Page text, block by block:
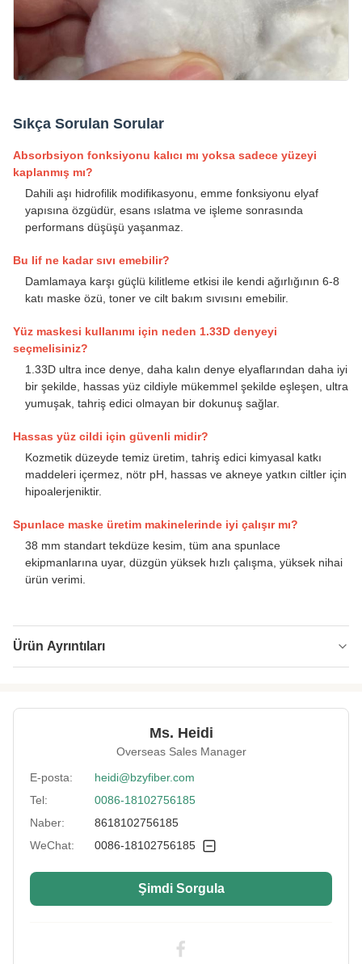
Sıkça Sorulan Sorular
Absorbsiyon fonksiyonu kalıcı mı yoksa sadece yüzeyi
kaplanmış mı?
Dahili aşı hidrofilik modifikasyonu, emme fonksiyonu elyaf
yapısına özgüdür, esans ıslatma ve işleme sonrasında
performans düşüşü yaşanmaz.
Bu lif ne kadar sıvı emebilir?
Damlamaya karşı güçlü kilitleme etkisi ile kendi ağırlığının 6-8
katı maske özü, toner ve cilt bakım sıvısını emebilir.
Yüz maskesi kullanımı için neden 1.33D denyeyi
seçmelisiniz?
1.33D ultra ince denye, daha kalın denye elyaflarından daha iyi
bir şekilde, hassas yüz cildiyle mükemmel şekilde eşleşen, ultra
yumuşak, tahriş edici olmayan bir dokunuş sağlar.
Hassas yüz cildi için güvenli midir?
Kozmetik düzeyde temiz üretim, tahriş edici kimyasal katkı
maddeleri içermez, nötr pH, hassas ve akneye yatkın ciltler için
hipoalerjeniktir.
Spunlace maske üretim makinelerinde iyi çalışır mı?
38 mm standart tekdüze kesim, tüm ana spunlace
ekipmanlarına uyar, düzgün yüksek hızlı çalışma, yüksek nihai
ürün verimi.
Ürün Ayrıntıları
Specification: 1.33D*38mm
Color: beyaz
More Sizes: Özelleştirilebilir
Siliconized/Non-
Silicified:
silisleşmemiş
Ms. Heidi
Overseas Sales Manager
E-posta:
heidi@bzyfiber.com
Tel:
0086-18102756185
Naber:
8618102756185
WeChat:
0086-18102756185
Şimdi Sorgula